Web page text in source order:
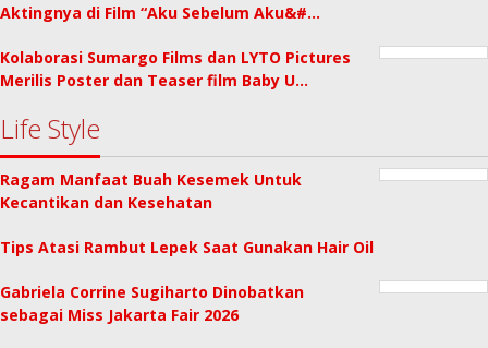
Aktingnya di Film “Aku Sebelum Aku&#…
Kolaborasi Sumargo Films dan LYTO Pictures
Merilis Poster dan Teaser film Baby U…
Life Style
Ragam Manfaat Buah Kesemek Untuk
Kecantikan dan Kesehatan
Tips Atasi Rambut Lepek Saat Gunakan Hair Oil
Gabriela Corrine Sugiharto Dinobatkan
sebagai Miss Jakarta Fair 2026